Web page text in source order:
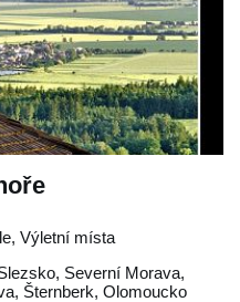
Výletní místa
, Severní Morava,
, Šternberk, Olomoucko